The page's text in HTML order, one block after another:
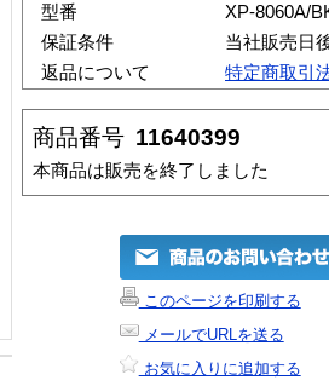
型番
XP-8060A/
保証条件
当社販売日
返品について
特定商取引
商品番号 11640399
本商品は販売を終了しました
このページを印刷する
メールでURLを送る
お気に入りに追加する